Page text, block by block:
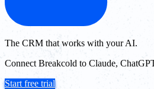
The CRM that works with your AI.
Connect Breakcold to Claude,
Start free trial